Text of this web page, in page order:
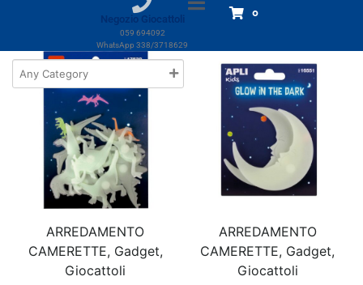
Negozio Giocattoli
059 694092
WhatsApp 338/3718629
0
ARREDAMENTO
CAMERETTE, Gadget,
Giocattoli
ARREDAMENTO
CAMERETTE, Gadget,
Giocattoli